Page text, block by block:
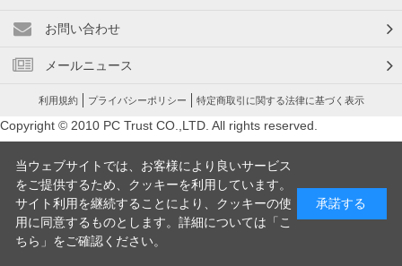
お問い合わせ
メールニュース
利用規約 プライバシーポリシー 特定商取引に関する法律に基づく表示
Copyright © 2010 PC Trust CO.,LTD. All rights reserved.
当ウェブサイトでは、お客様により良いサービス
をご提供するため、クッキーを利用しています。
サイト利用を継続することにより、クッキーの使
用に同意するものとします。詳細については「 こ
ちら 」をご確認ください。
承諾する